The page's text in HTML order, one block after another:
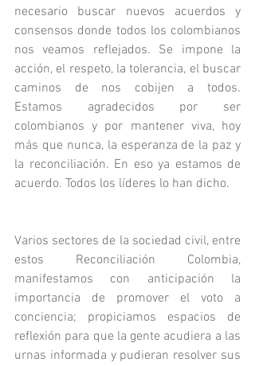
necesario buscar nuevos acuerdos y
consensos donde todos los colombianos
nos veamos reflejados. Se impone la
acción, el respeto, la tolerancia, el buscar
caminos de nos cobijen a todos.
Estamos agradecidos por ser
colombianos y por mantener viva, hoy
más que nunca, la esperanza de la paz y
la reconciliación. En eso ya estamos de
acuerdo. Todos los líderes lo han dicho.
Varios sectores de la sociedad civil, entre
estos Reconciliación Colombia,
manifestamos con anticipación la
importancia de promover el voto a
conciencia; propiciamos espacios de
reflexión para que la gente acudiera a las
urnas informada y pudieran resolver sus